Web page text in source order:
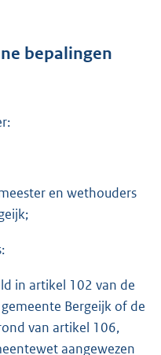
bepalingen
en wethouders
in artikel 102 van de
Bergeijk of de
van artikel 106,
aangewezen